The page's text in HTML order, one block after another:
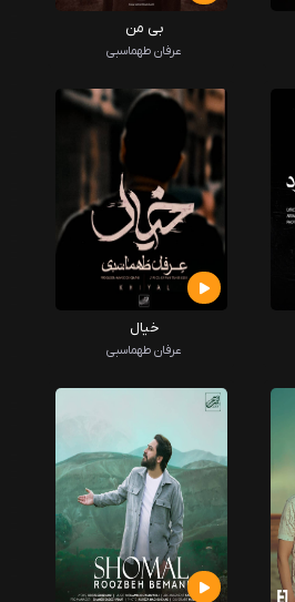
بی من
عرفان طهماسبی
خیال
عرفان طهماسبی